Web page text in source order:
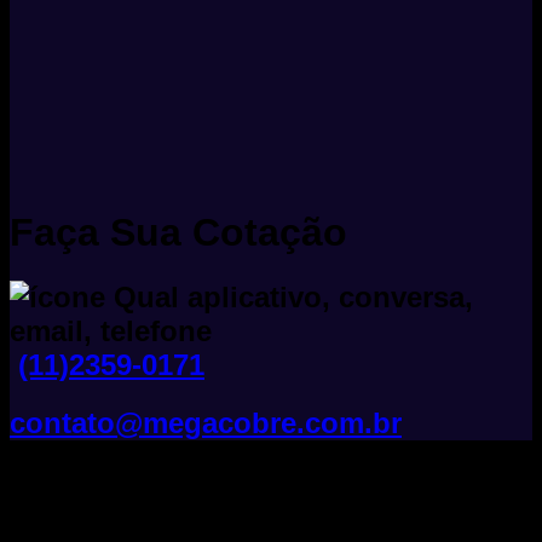
Faça Sua Cotação
(11)2359-0171
contato@megacobre.com.br